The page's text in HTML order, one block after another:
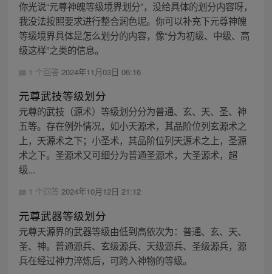
你光说“元尊神魄等级境界划分”，没给具体的划分内容呀，
我没法按照要求进行整合润色呢。你可以补充下元尊神魄
等级境界具体是怎么划分的内容，像“分为初级、中级、高
级这样”之类的信息。
1 个回答 2024年11月03日 06:16
元尊武技等级划分
元尊的武技（源术）等级划分分为普通、玄、天、圣、神
五等。存在例外情况，如小天源术，其品阶位列玄源术之
上，天源术之下；小圣术，其品阶位列天源术之上，圣源
术之下。圣源术又可细分为普通圣源术，大圣源术，超
级...
1 个回答 2024年10月12日 21:12
元尊武器等级划分
元尊天源界的武器等级由低到高依次为：普通、玄、天、
圣、神。普通源兵、玄级源兵、天级源兵、圣级源兵，源
兵在经过神力淬炼后，可跨入神物的等级。